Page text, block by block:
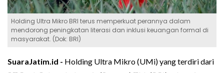
Holding Ultra Mikro BRI terus memperkuat perannya dalam
mendorong peningkatan literasi dan inklusi keuangan formal di
masyarakat. (Dok: BRI)
SuaraJatim.id - Holding Ultra Mikro (UMi) yang terdiri dari